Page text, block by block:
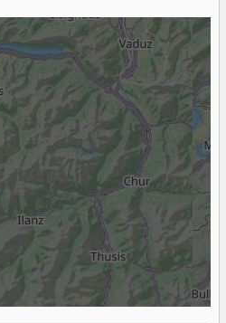
Türkei Georgien
Salomon K2
Scott Black Diamond